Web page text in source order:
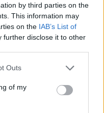
by third parties on the
This information may
on the IAB’s List of
further disclose it to other
one or more Google
You may click to
its third-party tags to
in below Google
Outs
of my